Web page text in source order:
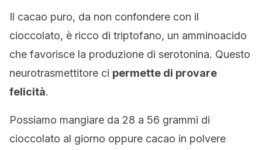
Il cacao puro, da non confondere con il
cioccolato, è ricco di triptofano, un amminoacido
che favorisce la produzione di serotonina. Questo
neurotrasmettitore ci permette di provare
felicità.
Possiamo mangiare da 28 a 56 grammi di
cioccolato al giorno oppure cacao in polvere